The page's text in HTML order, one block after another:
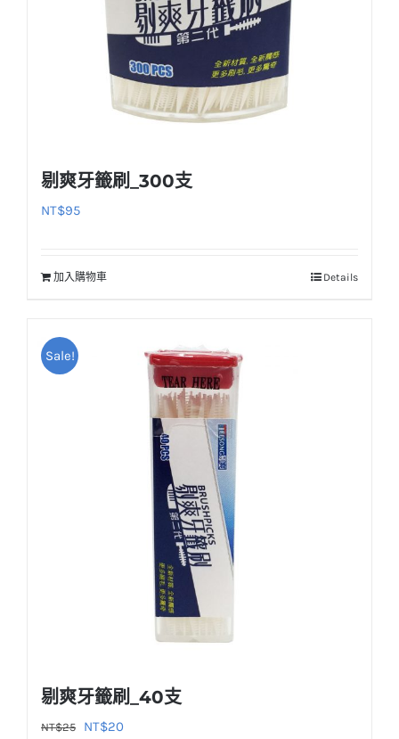
剔爽牙籤刷_300支
NT$95
加入購物車 Details
Sale!
剔爽牙籤刷_40支
NT$25
原
NT$20